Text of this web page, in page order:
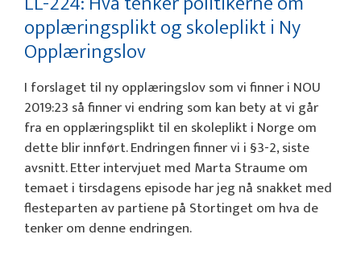
opplæringsplikt og skoleplikt i Ny
Opplæringslov
I forslaget til ny opplæringslov som vi finner i NOU
2019:23 så finner vi endring som kan bety at vi går
fra en opplæringsplikt til en skoleplikt i Norge om
dette blir innført. Endringen finner vi i §3-2, siste
avsnitt. Etter intervjuet med Marta Straume om
temaet i tirsdagens episode har jeg nå snakket med
flesteparten av partiene på Stortinget om hva de
tenker om denne endringen.